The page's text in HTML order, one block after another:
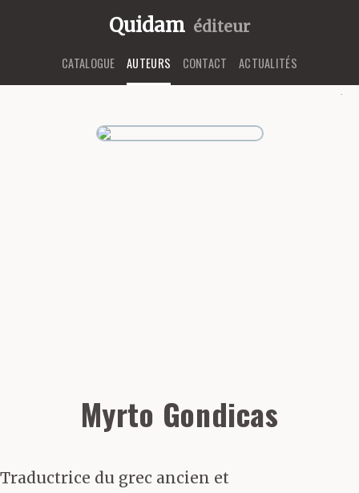
Quidam éditeur
CATALOGUE AUTEURS CONTACT ACTUALITÉS
Myrto Gondicas
Traductrice du grec ancien et